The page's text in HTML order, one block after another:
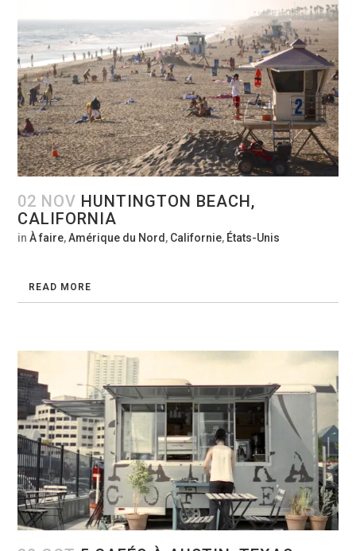
02 NOV HUNTINGTON BEACH,
CALIFORNIA
inÀ faire,Amérique du Nord , Californie, États-Unis
READ MORE